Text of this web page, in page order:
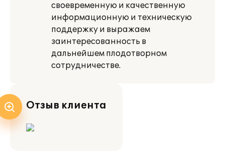
своевременную и качественную
информационную и техническую
поддержку и выражаем
заинтересованность в
дальнейшем плодотворном
сотрудничестве.
Отзыв клиента